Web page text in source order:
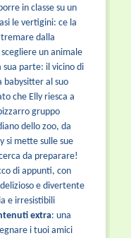
in classe su un
le vertigini: ce la
dalla
un animale
parte: il vicino di
babysitter al suo
che Elly riesca a
gruppo
dello zoo, da
si mette sulle sue
da preparare!
di appunti, con
e divertente
e irresistibili
extra: una
i tuoi amici